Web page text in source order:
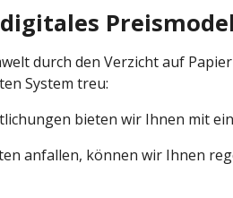
durch den Verzicht auf
System treu:
bieten wir Ihnen mit
anfallen, können wir Ihnen